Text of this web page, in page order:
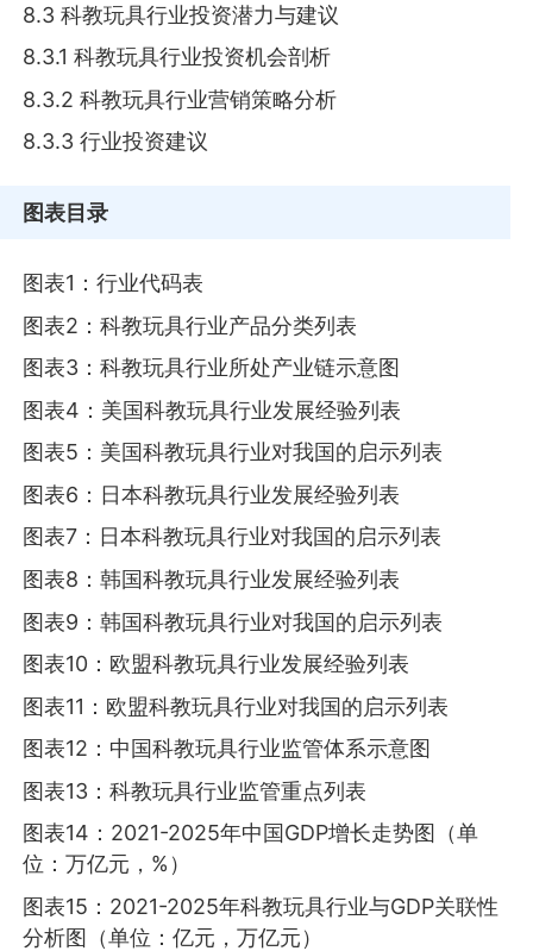
8.3 科教玩具行业投资潜力与建议
8.3.1 科教玩具行业投资机会剖析
8.3.2 科教玩具行业营销策略分析
8.3.3 行业投资建议
图表目录
图表1：行业代码表
图表2：科教玩具行业产品分类列表
图表3：科教玩具行业所处产业链示意图
图表4：美国科教玩具行业发展经验列表
图表5：美国科教玩具行业对我国的启示列表
图表6：日本科教玩具行业发展经验列表
图表7：日本科教玩具行业对我国的启示列表
图表8：韩国科教玩具行业发展经验列表
图表9：韩国科教玩具行业对我国的启示列表
图表10：欧盟科教玩具行业发展经验列表
图表11：欧盟科教玩具行业对我国的启示列表
图表12：中国科教玩具行业监管体系示意图
图表13：科教玩具行业监管重点列表
图表14：2021-2025年中国GDP增长走势图（单
位：万亿元，%）
图表15：2021-2025年科教玩具行业与GDP关联性
分析图（单位：亿元，万亿元）